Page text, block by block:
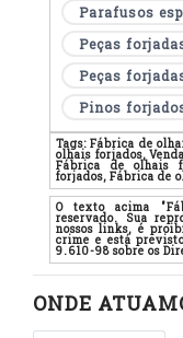
Parafusos
Peças
Peças
Pinos
Tags: Fábrica de
olhais forjados,
Fábrica de olhais
forjados, Fábrica de
O texto acima
reservado. Sua
nossos links, é
crime e está
9.610-98 sobre os
ONDE